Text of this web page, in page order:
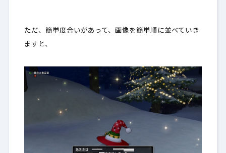
ただ、簡単度合いがあって、画像を簡単順に並べていき
ますと、